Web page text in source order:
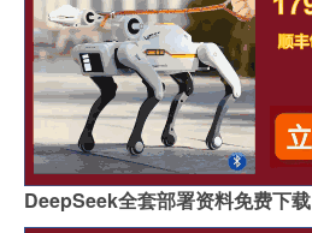
DeepSeek全套部署资料免费下载